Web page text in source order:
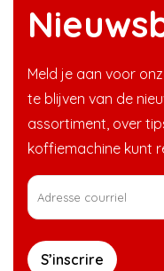
Meld je aan voor
te blijven van de
assortiment, over
koffiemachine kunt
S’inscrire